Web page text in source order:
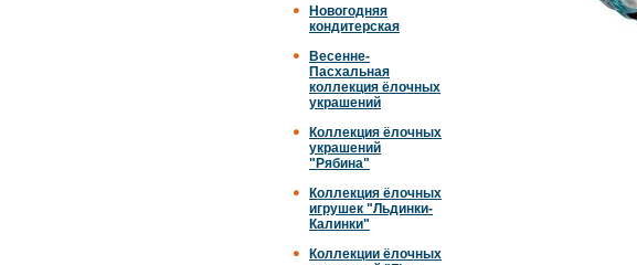
Новогодняя
кондитерская
Весенне-
Пасхальная
коллекция ёлочных
украшений
Коллекция ёлочных
украшений
"Рябина"
Коллекция ёлочных
игрушек "Льдинки-
Калинки"
Коллекции ёлочных